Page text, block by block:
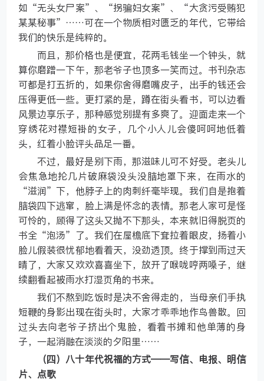
如“无头女尸案”、“拐骗妇女案”、“大贪污受贿犯
某某秘事”……可在一个物质相对匮乏的年代，它带给
我们的快乐是纯粹的。
而且，那价格也是便宜，花两毛钱坐一个钟头，就
算你磨蹭一下午，那老爷子也顶多一笑而过。书刊杂志
可都是打五折的，如果你舍得磨嘴皮子，出手的钱还会
压得更低一些。更打紧的是，蹲在街头看书，可以边看
风景边享乐子，那种感觉别提有多爽了。迎面走来一个
穿绣花对襟短褂的女子，几个小人儿会傻呵呵地低着
头，红着小脸评头品足一番。
不过，最好是别下雨，那滋味儿可不好受。老头儿
会焦急地抡几片破麻袋没头没脑地罩下来，在雨水的
“滋润”下，他脖子上的肉刺纤毫毕现。我们自是抱着
脑袋四下逃窜，脸上满是怀念的表情。那老人家可是怪
可怜的，顾得了这头又抛不下那头，本来就旧得脱页的
书全“泡汤”了。我们在屋檐底下耷拉着眼皮，扬着小
脸儿假装很忧郁地看着天，没劲透顶。终于撑到雨过天
晴了，大家又欢欢喜喜坐下，放开了喉咙哼两嗓子，继
续翻看起被雨水打湿页角的书来。
我们不熬到吃饭时是决不舍得走的，当母亲们手执
短鞭的身影出现在街头时，大家才乖乖地作鸟兽散。回
过头去向老爷子挤出个鬼脸，看着书摊和他单薄的身
子，一起消融在淡淡的夕阳里……
（四）八十年代祝福的方式——写信、电报、明信
片、点歌